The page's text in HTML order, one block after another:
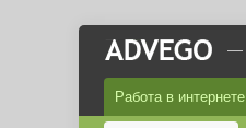
—
Работа в интернете